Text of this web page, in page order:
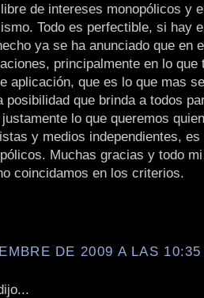
de intereses monopólicos y
Todo es perfectible, si hay
ya se ha anunciado que en
principalmente en lo que
aplicación, que es lo que mas
posibilidad que brinda a todos
lo que queremos
y medios independientes,
Muchas gracias y todo
coincidamos en los criterios.
DE 2009 A LAS 10:35